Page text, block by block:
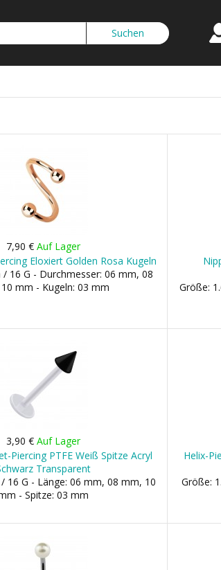
7,90 €Auf Lager
Eloxiert Golden Rosa Kugeln
16 G - Durchmesser: 06 mm, 08
mm - Kugeln: 03 mm
Größe:
3,90 €Auf Lager
Piercing PTFE Weiß Spitze Acryl
Transparent
16 G - Länge: 06 mm, 08 mm, 10
- Spitze: 03 mm
Helix-
Größe: